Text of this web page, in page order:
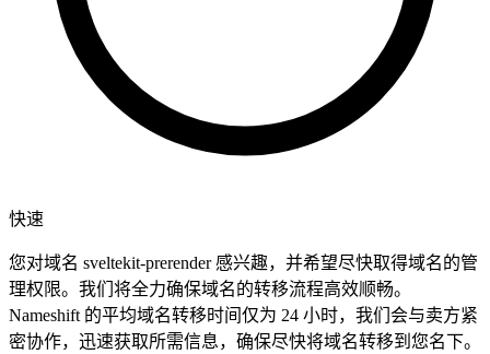
快速
您对域名 sveltekit-prerender 感兴趣，并希望尽快取得域名的管
理权限。我们将全力确保域名的转移流程高效顺畅。
Nameshift 的平均域名转移时间仅为 24 小时，我们会与卖方紧
密协作，迅速获取所需信息，确保尽快将域名转移到您名下。